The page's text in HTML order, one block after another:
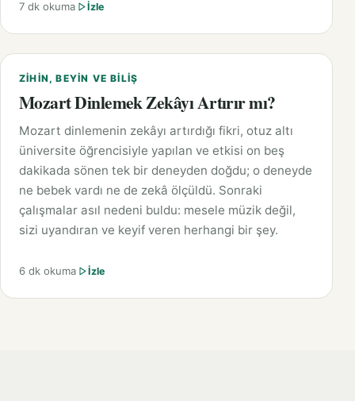
7 dk okuma İzle
ZIHIN, BEYIN VE BILIŞ
Mozart Dinlemek Zekâyı Artırır mı?
Mozart dinlemenin zekâyı artırdığı fikri, otuz altı
üniversite öğrencisiyle yapılan ve etkisi on beş
dakikada sönen tek bir deneyden doğdu; o deneyde
ne bebek vardı ne de zekâ ölçüldü. Sonraki
çalışmalar asıl nedeni buldu: mesele müzik değil,
sizi uyandıran ve keyif veren herhangi bir şey.
6 dk okuma İzle